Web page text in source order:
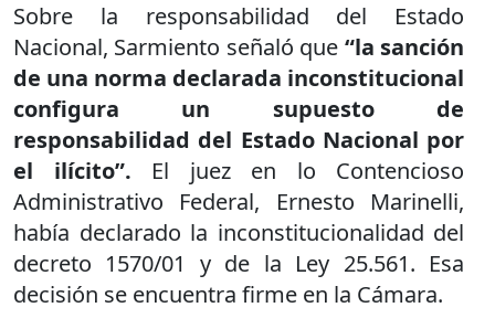
Sobre la responsabilidad del Estado
Nacional, Sarmiento señaló que “la sanción
de una norma declarada inconstitucional
configura un supuesto de
responsabilidad del Estado Nacional por
el ilícito”. El juez en lo Contencioso
Administrativo Federal, Ernesto Marinelli,
había declarado la inconstitucionalidad del
decreto 1570/01 y de la Ley 25.561. Esa
decisión se encuentra firme en la Cámara.